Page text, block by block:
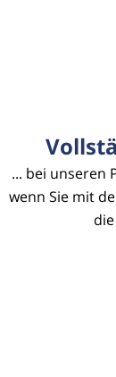
... bei unseren
wenn Sie mit